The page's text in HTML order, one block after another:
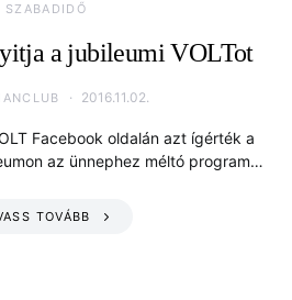
SZABADIDŐ
a jubileumi VOLTot
2016.11.02.
Facebook oldalán azt ígérték a
az ünnephez méltó program…
TOVÁBB